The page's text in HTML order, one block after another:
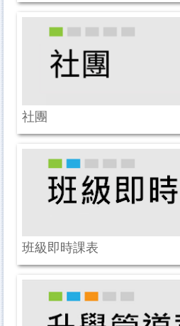
社團
班級即時課表